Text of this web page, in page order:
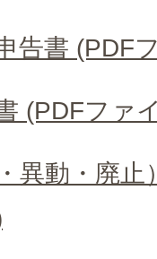
告書 (PDF
(PDFファ
異動・廃止